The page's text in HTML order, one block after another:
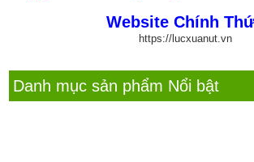
Website Chính
https://lucxuanut.vn
Danh mục sản phẩm Nổi bật